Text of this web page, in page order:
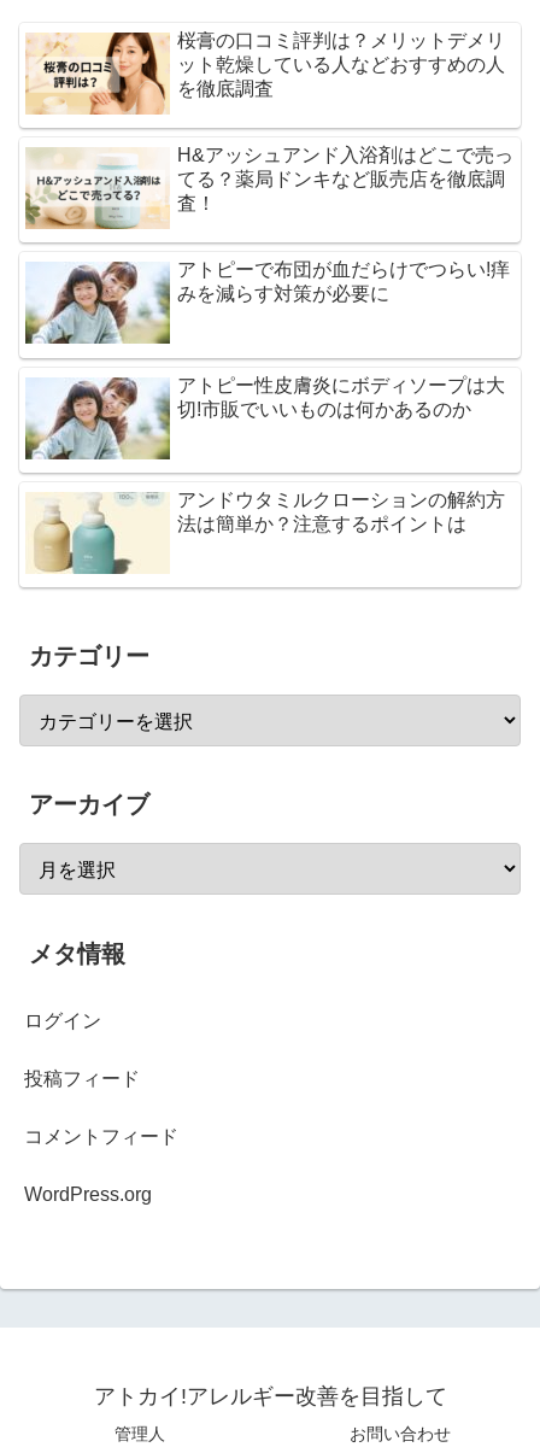
桜膏の口コミ評判は？メリットデメリ
ット乾燥している人などおすすめの人
を徹底調査
H&アッシュアンド入浴剤はどこで売っ
てる？薬局ドンキなど販売店を徹底調
査！
アトピーで布団が血だらけでつらい!痒
みを減らす対策が必要に
アトピー性皮膚炎にボディソープは大
切!市販でいいものは何かあるのか
アンドウタミルクローションの解約方
法は簡単か？注意するポイントは
カテゴリー
アーカイブ
メタ情報
ログイン
投稿フィード
コメントフィード
WordPress.org
アトカイ!アレルギー改善を目指して
管理人 お問い合わせ